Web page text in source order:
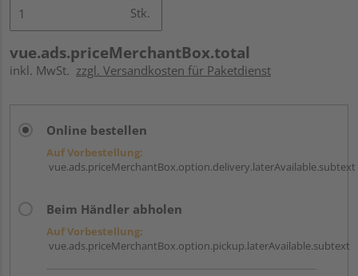
Stk.
vue.ads.priceMerchantBox.total
inkl. MwSt. zzgl. Versandkosten für Paketdienst
Online bestellen
Auf Vorbestellung:
vue.ads.priceMerchantBox.option.delivery.laterAvailable.subtext
Beim Händler abholen
Auf Vorbestellung:
vue.ads.priceMerchantBox.option.pickup.laterAvailable.subtext